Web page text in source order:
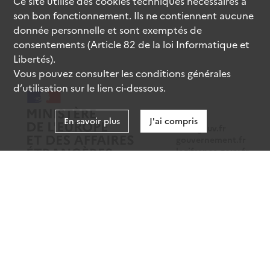
data.gouv.fr
legifrance.gouv.fr
son bon fonctionnement. Ils ne contiennent aucune
donnée personnelle et sont exemptés de
consentements (Article 82 de la loi Informatique et
Libertés).
Vous pouvez consulter les conditions générales
d’utilisation sur le lien ci-dessous.
En savoir plus J'ai compris